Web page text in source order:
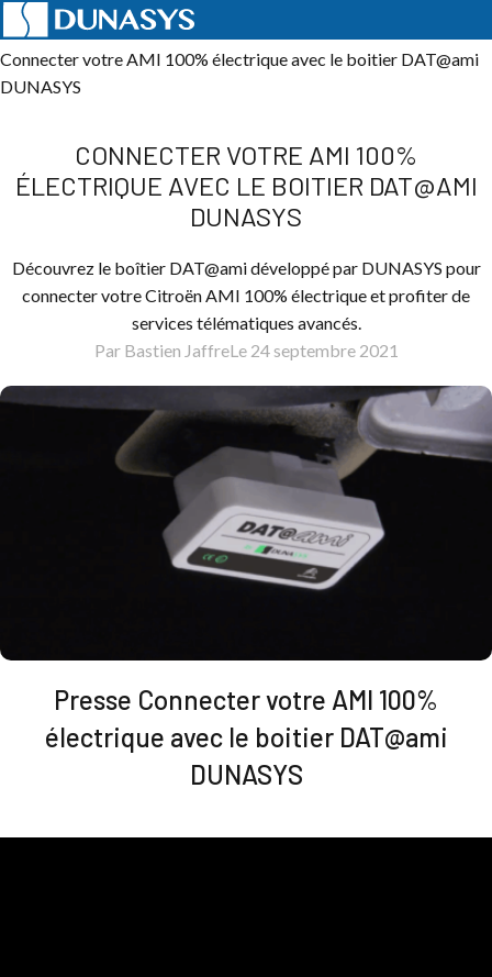
Accueil Actualités Telematics
Connecter votre AMI 100% électrique avec le boitier DAT@ami
DUNASYS
CONNECTER VOTRE AMI 100%
ÉLECTRIQUE AVEC LE BOITIER DAT@AMI
DUNASYS
Découvrez le boîtier DAT@ami développé par DUNASYS pour
connecter votre Citroën AMI 100% électrique et profiter de
services télématiques avancés.
Par Bastien JaffreLe 24 septembre 2021
Presse Connecter votre AMI 100%
électrique avec le boitier DAT@ami
DUNASYS